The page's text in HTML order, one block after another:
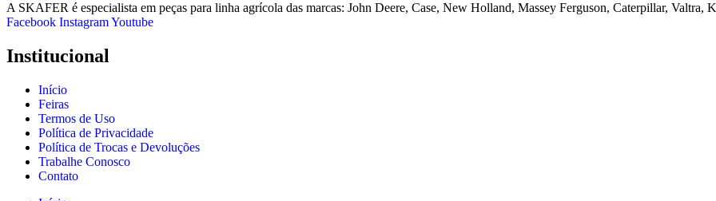
A SKAFER é especialista em peças para linha agrícola das marcas: John Deere, Case, New Holland, Massey Ferguson, Caterpillar, Valtra,
Facebook InstagramYoutube
Institucional
Início
Feiras
Termos de Uso
Política de Privacidade
Política de Trocas e Devoluções
Trabalhe Conosco
Contato